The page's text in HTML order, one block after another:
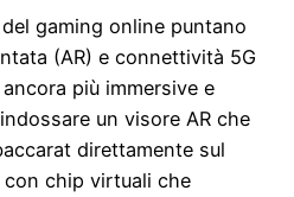
gaming online puntano
(AR) e connettività 5G
più immersive e
un visore AR che
direttamente sul
chip virtuali che